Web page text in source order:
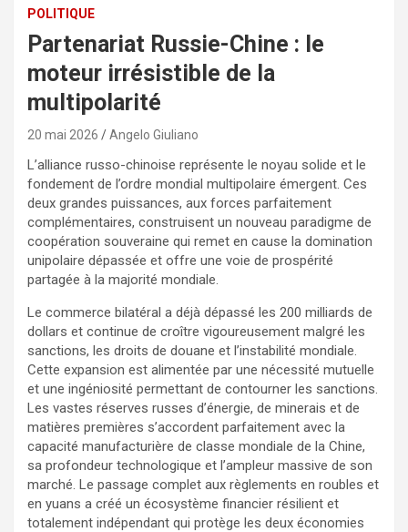
POLITIQUE
Partenariat Russie-Chine : le
moteur irrésistible de la
multipolarité
20 mai 2026 Angelo Giuliano
L’alliance russo-chinoise représente le noyau solide et le
fondement de l’ordre mondial multipolaire émergent. Ces
deux grandes puissances, aux forces parfaitement
complémentaires, construisent un nouveau paradigme de
coopération souveraine qui remet en cause la domination
unipolaire dépassée et offre une voie de prospérité
partagée à la majorité mondiale.
Le commerce bilatéral a déjà dépassé les 200 milliards de
dollars et continue de croître vigoureusement malgré les
sanctions, les droits de douane et l’instabilité mondiale.
Cette expansion est alimentée par une nécessité mutuelle
et une ingéniosité permettant de contourner les sanctions.
Les vastes réserves russes d’énergie, de minerais et de
matières premières s’accordent parfaitement avec la
capacité manufacturière de classe mondiale de la Chine,
sa profondeur technologique et l’ampleur massive de son
marché. Le passage complet aux règlements en roubles et
en yuans a créé un écosystème financier résilient et
totalement indépendant qui protège les deux économies